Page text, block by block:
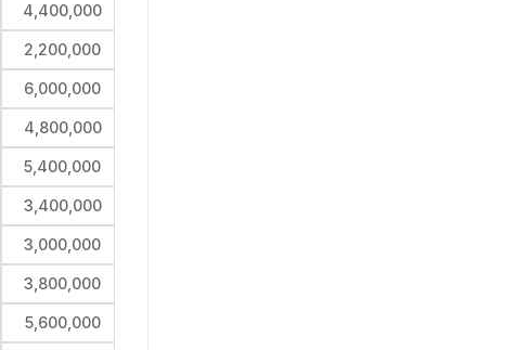
4,400,000
2,200,000
6,000,000
4,800,000
5,400,000
3,400,000
3,000,000
3,800,000
5,600,000